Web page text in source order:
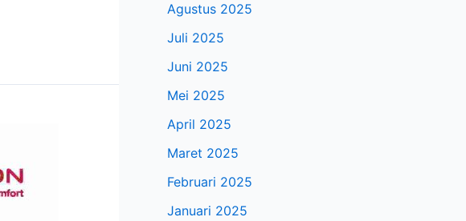
Agustus 2025
Juli 2025
Juni 2025
Mei 2025
April 2025
Maret 2025
Februari 2025
Januari 2025